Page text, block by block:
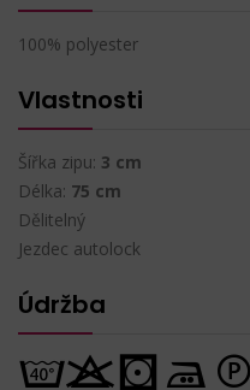
100% polyester
Vlastnosti
Šířka zipu: 3 cm
Délka: 75 cm
Dělitelný
Jezdec autolock
Údržba